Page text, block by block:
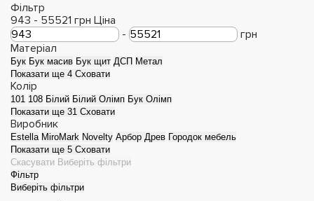
Фільтр
943 - 55521 грн Ціна
-
грн
Матеріал
Бук Бук масив Бук щит ДСП Метал
Показати ще 4 Сховати
Колір
101 108 Білий Білий Олімп Бук Олімп
Показати ще 31 Сховати
Виробник
Estella MiroMark Novelty Арбор Древ Городок мебель
Показати ще 5 Сховати
Скасувати Виберіть фільтри
Фільтр
Виберіть фільтри